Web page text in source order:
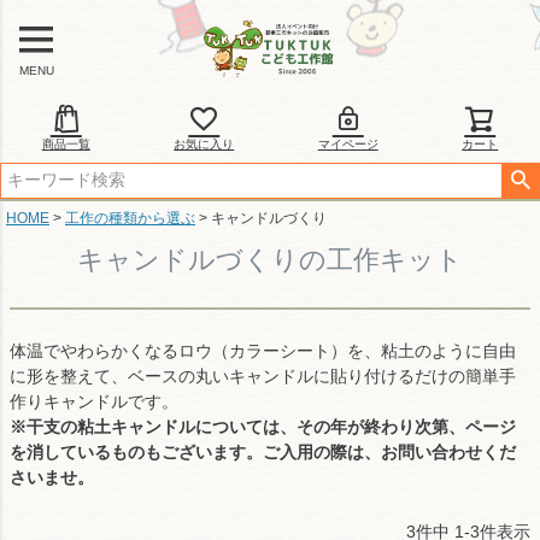
MENU
商品一覧 お気に入り マイページ カート
HOME 工作の種類から選ぶ キャンドルづくり
キャンドルづくりの工作キット
体温でやわらかくなるロウ（カラーシート）を、粘土のように自由
に形を整えて、ベースの丸いキャンドルに貼り付けるだけの簡単手
作りキャンドルです。
※干支の粘土キャンドルについては、その年が終わり次第、ページ
を消しているものもございます。ご入用の際は、お問い合わせくだ
さいませ。
3件中 1-3件表示